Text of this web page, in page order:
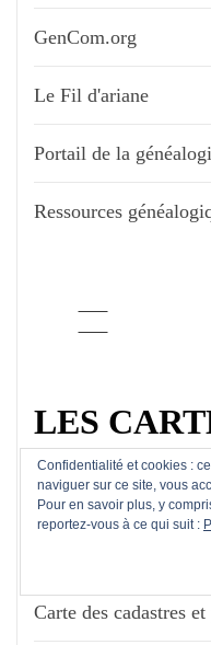
GenCom.org
Le Fil d'ariane
Portail de la
Ressources
LES
Carte (Géoportail)
Carte des cadastres
Confidentialité et cookies :
naviguer sur ce site, vous
Pour en savoir plus, y
reportez-vous à ce qui suit :